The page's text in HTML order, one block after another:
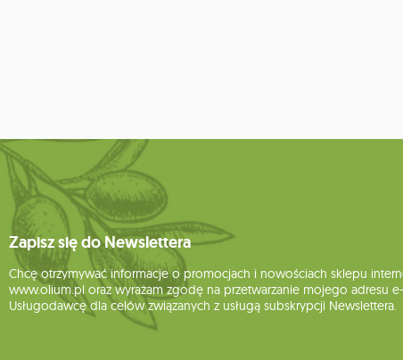
Zapisz się do Newslettera
Chcę otrzymywać informacje o promocjach i nowościach sklepu
www.olium.pl oraz wyrażam zgodę na przetwarzanie mojego adresu
Usługodawcę dla celów związanych z usługą subskrypcji Newslettera.